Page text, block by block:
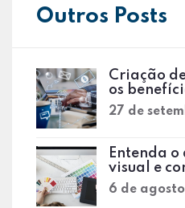
Outros Posts
Criação
os
27 de
Entenda
visual e
6 de